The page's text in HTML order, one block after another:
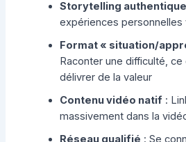
Storytelling authentique
expériences personnelles
Format « situation/
Raconter une difficulté, ce
délivrer de la valeur
Contenu vidéo natif :
massivement dans la